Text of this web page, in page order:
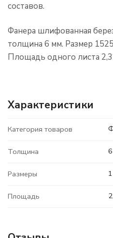
составов.
Фанера шлифованная
толщина 6 мм. Размер
Площадь одного листа
Характеристики
Категория товаров
Толщина
Размеры
Площадь